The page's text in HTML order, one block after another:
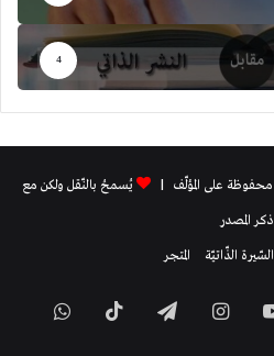
4
يُسمحُ بالنّقل ولكن مع
ذكر المصدر
السّيرة الذّاتيّة المتجر
‫YouTubeانستقرامتيلقرام ‫TikTokواتساب